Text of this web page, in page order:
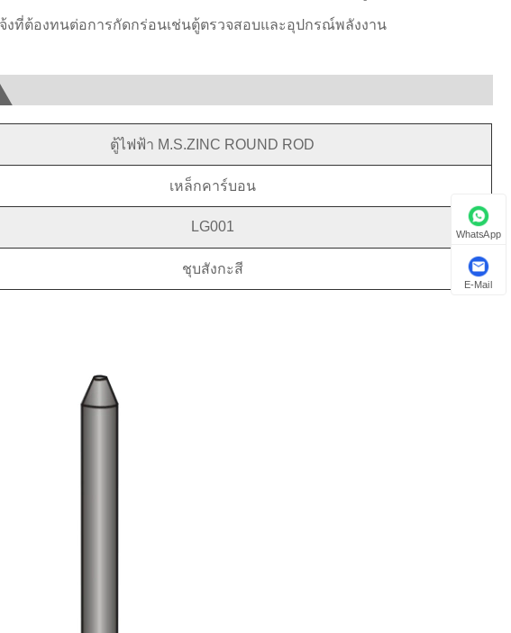
ที่ต้องทนต่อการกัดกร่อนเช่นตู้ตรวจสอบและอุปกรณ์พลังงาน
ตู้ไฟฟ้า M.S.ZINC ROUND ROD
เหล็กคาร์บอน
LG001
ชุบสังกะสี
WhatsApp
E-Mail